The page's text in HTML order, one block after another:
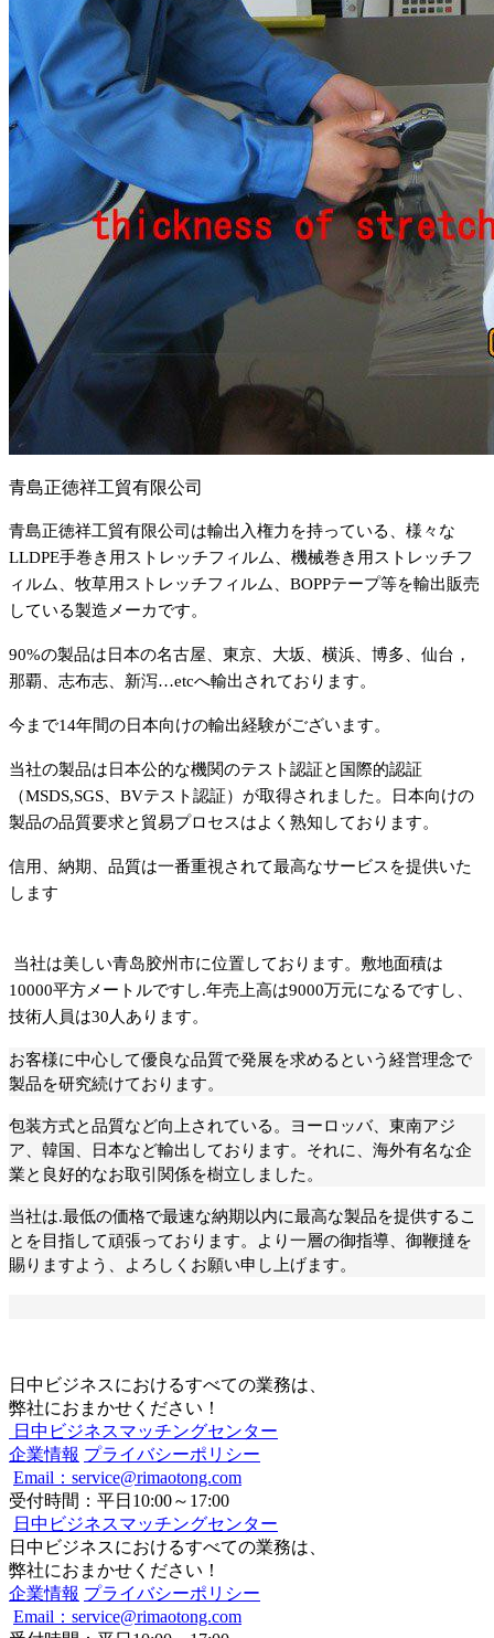
青島正徳祥工貿有限公司
青島正徳祥工貿有限公司は輸出入権力を持っている、様々な
LLDPE手巻き用ストレッチフィルム、機械巻き用ストレッチフ
ィルム、牧草用ストレッチフィルム、BOPPテープ等を輸出販売
している製造メーカです。
90%の製品は日本の名古屋、東京、大坂、横浜、博多、仙台，
那覇、志布志、新泻…etcへ輸出されております。
今まで14年間の日本向けの輸出経験がございます。
当社の製品は日本公的な機関のテスト認証と国際的認証
（MSDS,SGS、BVテスト認証）が取得されました。日本向けの
製品の品質要求と貿易プロセスはよく熟知しております。
信用、納期、品質は一番重視されて最高なサービスを提供いた
します
当社は美しい青岛胶州市に位置しております。敷地面積は
10000平方メートルですし.年売上高は9000万元になるですし、
技術人員は30 人 あります。
お客様に中心して優良な品質で発展を求めるという経営理念で
製品を研究続けております。
包装方式と品質など向上されている。ヨーロッバ、東南アジ
ア、韓国、日本など輸出しております。それに、海外有名な企
業と良好的なお取引関係を樹立しました。
当社は.最低の価格で最速な納期以内に最高な製品を提供するこ
とを目指して頑張っております。より一層の御指導、御鞭撻を
賜りますよう、よろしくお願い申し上げます。
日中ビジネスにおけるすべての業務は、
弊社におまかせください！
日中ビジネスマッチングセンター
企業情報 プライバシーポリシー
Email：service@rimaotong.com
受付時間：平日10:00～17:00
日中ビジネスマッチングセンター
日中ビジネスにおけるすべての業務は、
弊社におまかせください！
企業情報 プライバシーポリシー
Email：service@rimaotong.com